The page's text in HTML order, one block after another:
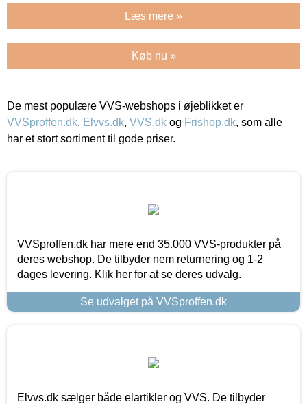
Læs mere »
Køb nu »
De mest populære VVS-webshops i øjeblikket er
VVSproffen.dk, Elvvs.dk, VVS.dk og Frishop.dk, som alle
har et stort sortiment til gode priser.
VVSproffen.dk har mere end 35.000 VVS-produkter på
deres webshop. De tilbyder nem returnering og 1-2
dages levering. Klik her for at se deres udvalg.
Se udvalget på VVSproffen.dk
Elvvs.dk sælger både elartikler og VVS. De tilbyder